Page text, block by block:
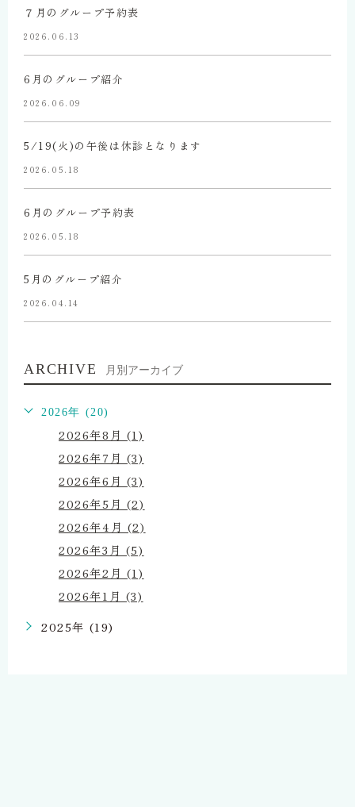
７月のグループ予約表
2026.06.13
6月のグループ紹介
2026.06.09
5/19(火)の午後は休診となります
2026.05.18
6月のグループ予約表
2026.05.18
5月のグループ紹介
2026.04.14
ARCHIVE 月別アーカイブ
2026年 (20)
2026年8月 (1)
2026年7月 (3)
2026年6月 (3)
2026年5月 (2)
2026年4月 (2)
2026年3月 (5)
2026年2月 (1)
2026年1月 (3)
2025年 (19)